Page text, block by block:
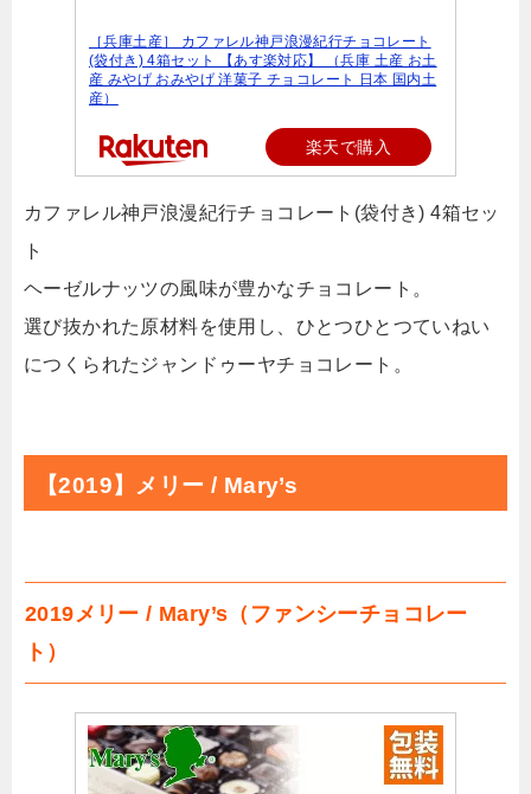
［兵庫土産］ カファレル神戸浪漫紀行チョコレート
(袋付き) 4箱セット 【あす楽対応】 （兵庫 土産 お土
産 みやげ おみやげ 洋菓子 チョコレート 日本 国内土
産）
楽天で購入
カファレル神戸浪漫紀行チョコレート(袋付き) 4箱セッ
ト
ヘーゼルナッツの風味が豊かなチョコレート。
選び抜かれた原材料を使用し、ひとつひとつていねい
につくられたジャンドゥーヤチョコレート。
【2019】メリー / Mary’s
2019メリー / Mary’s（ファンシーチョコレー
ト）